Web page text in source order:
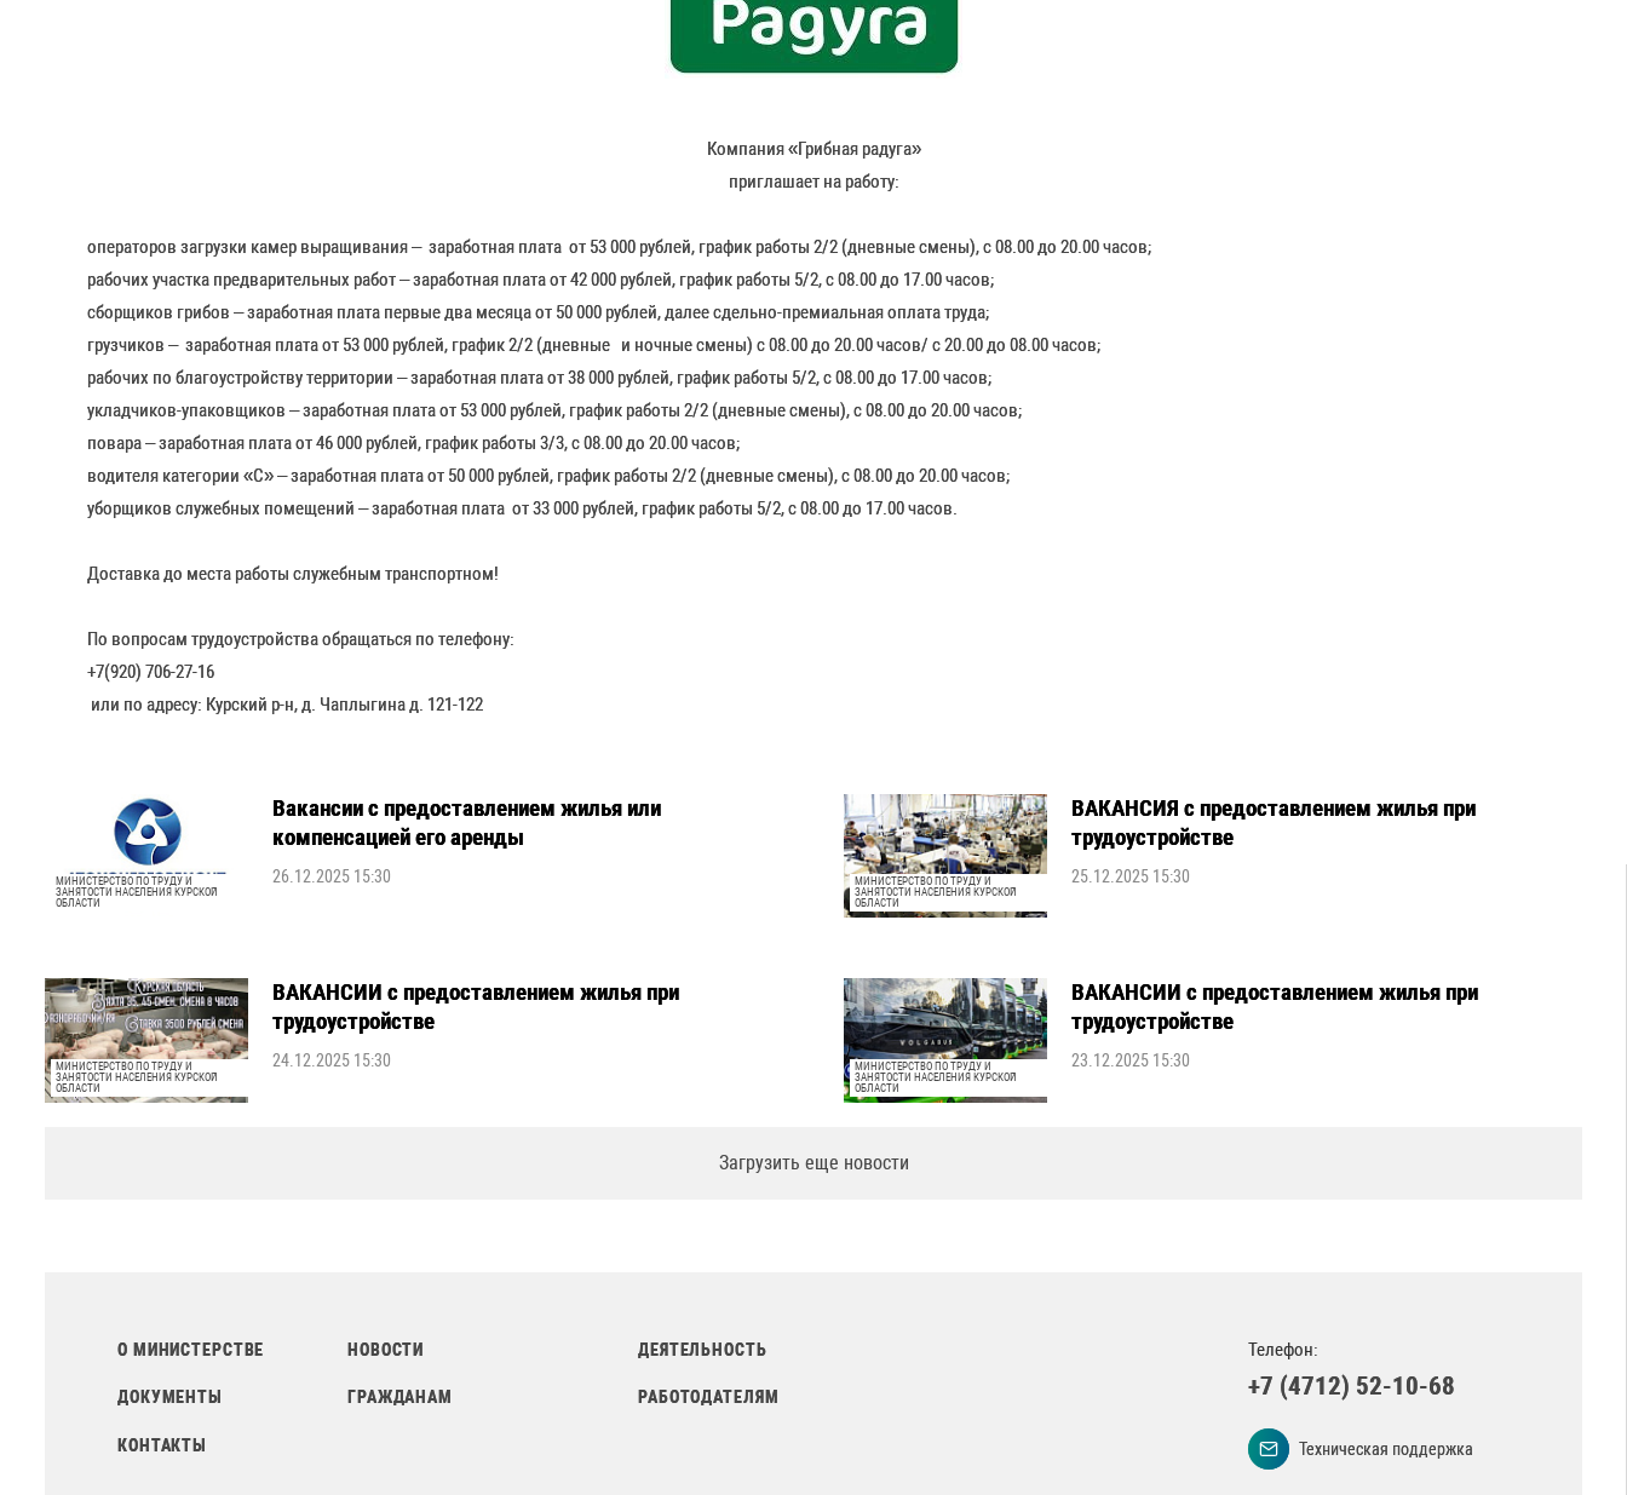
Компания «Грибная радуга»
приглашает на работу:
операторов загрузки камер выращивания – заработная плата от 53 000 рублей, график работы 2/2 (дневные смены), с 08.00 до 20.00 часов;
рабочих участка предварительных работ – заработная плата от 42 000 рублей, график работы 5/2, с 08.00 до 17.00 часов;
сборщиков грибов – заработная плата первые два месяца от 50 000 рублей, далее сдельно-премиальная оплата труда;
грузчиков – заработная плата от 53 000 рублей, график 2/2 (дневные и ночные смены) с 08.00 до 20.00 часов/ с 20.00 до 08.00 часов;
рабочих по благоустройству территории – заработная плата от 38 000 рублей, график работы 5/2, с 08.00 до 17.00 часов;
укладчиков-упаковщиков – заработная плата от 53 000 рублей, график работы 2/2 (дневные смены), с 08.00 до 20.00 часов;
повара – заработная плата от 46 000 рублей, график работы 3/3, с 08.00 до 20.00 часов;
водителя категории «С» – заработная плата от 50 000 рублей, график работы 2/2 (дневные смены), с 08.00 до 20.00 часов;
уборщиков служебных помещений – заработная плата от 33 000 рублей, график работы 5/2, с 08.00 до 17.00 часов.
Доставка до места работы служебным транспортном!
По вопросам трудоустройства обращаться по телефону:
+7(920) 706-27-16
или по адресу: Курский р-н, д. Чаплыгина д. 121-122
МИНИСТЕРСТВО ПО ТРУДУ И
ЗАНЯТОСТИ НАСЕЛЕНИЯ КУРСКОЙ
ОБЛАСТИ
Вакансии с предоставлением жилья или
компенсацией его аренды
26.12.2025 15:30
МИНИСТЕРСТВО ПО ТРУДУ И
ЗАНЯТОСТИ НАСЕЛЕНИЯ КУРСКОЙ
ОБЛАСТИ
ВАКАНСИЯ с предоставлением жилья при
трудоустройстве
25.12.2025 15:30
МИНИСТЕРСТВО ПО ТРУДУ И
ЗАНЯТОСТИ НАСЕЛЕНИЯ КУРСКОЙ
ОБЛАСТИ
ВАКАНСИИ с предоставлением жилья при
трудоустройстве
24.12.2025 15:30
МИНИСТЕРСТВО ПО ТРУДУ И
ЗАНЯТОСТИ НАСЕЛЕНИЯ КУРСКОЙ
ОБЛАСТИ
ВАКАНСИИ с предоставлением жилья при
трудоустройстве
23.12.2025 15:30
Загрузить еще новости
О МИНИСТЕРСТВЕ НОВОСТИ ДЕЯТЕЛЬНОСТЬ
ДОКУМЕНТЫ ГРАЖДАНАМ РАБОТОДАТЕЛЯМ
КОНТАКТЫ
Телефон:
+7 (4712) 52-10-68
Техническая поддержка